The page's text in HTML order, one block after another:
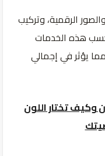
الرقمية، وتركيب
تُحسب هذه الخدمات
يؤثر في إجمالي
وكيف تختار اللون